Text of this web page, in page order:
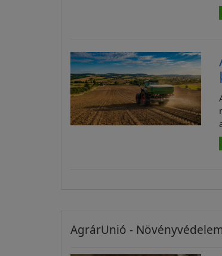
AgrárUnió - Növényvédelem